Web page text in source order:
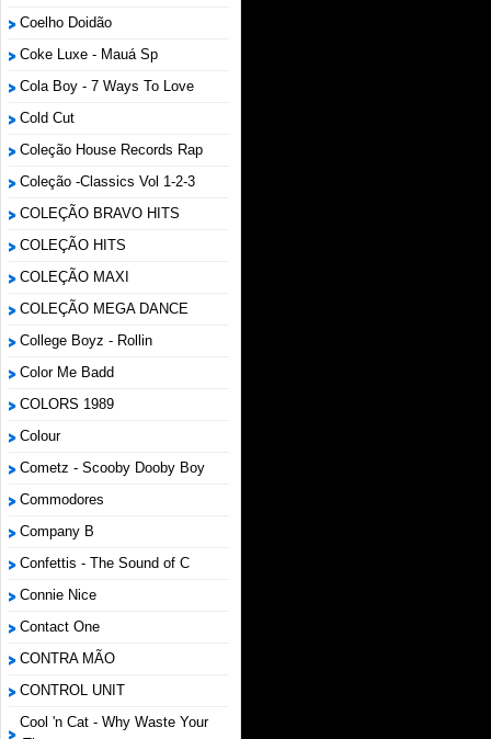
Coelho Doidão
Coke Luxe - Mauá Sp
Cola Boy - 7 Ways To Love
Cold Cut
Coleção House Records Rap
Coleção -Classics Vol 1-2-3
COLEÇÃO BRAVO HITS
COLEÇÃO HITS
COLEÇÃO MAXI
COLEÇÃO MEGA DANCE
College Boyz ‎- Rollin
Color Me Badd
COLORS 1989
Colour
Cometz - Scooby Dooby Boy
Commodores
Company B
Confettis - The Sound of C
Connie Nice
Contact One
CONTRA MÃO
CONTROL UNIT
Cool 'n Cat - Why Waste Your